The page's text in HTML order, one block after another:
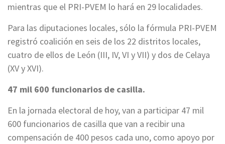
mientras que el PRI-PVEM lo hará en 29 localidades.
Para las diputaciones locales, sólo la fórmula PRI-PVEM
registró coalición en seis de los 22 distritos locales,
cuatro de ellos de León (III, IV, VI y VII) y dos de Celaya
(XV y XVI).
47 mil 600 funcionarios de casilla.
En la jornada electoral de hoy, van a participar 47 mil
600 funcionarios de casilla que van a recibir una
compensación de 400 pesos cada uno, como apoyo por